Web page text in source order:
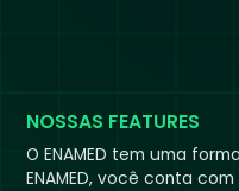
NOSSAS FEATURES
O ENAMED tem uma
ENAMED, você conta com